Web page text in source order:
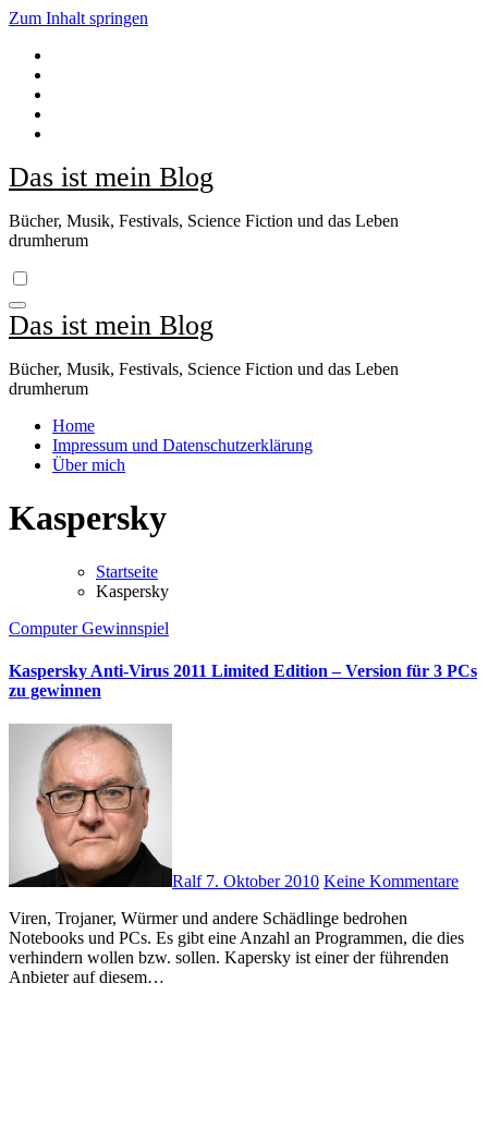
Zum Inhalt springen
Das ist mein Blog
Bücher, Musik, Festivals, Science Fiction und das Leben
drumherum
Das ist mein Blog
Bücher, Musik, Festivals, Science Fiction und das Leben
drumherum
Home
Impressum und Datenschutzerklärung
Über mich
Kaspersky
Startseite
Kaspersky
ComputerGewinnspiel
Kaspersky Anti-Virus 2011 Limited Edition – Version für 3 PCs
zu gewinnen
Ralf 7. Oktober 2010 Keine Kommentare
Viren, Trojaner, Würmer und andere Schädlinge bedrohen
Notebooks und PCs. Es gibt eine Anzahl an Programmen, die dies
verhindern wollen bzw. sollen. Kapersky ist einer der führenden
Anbieter auf diesem…